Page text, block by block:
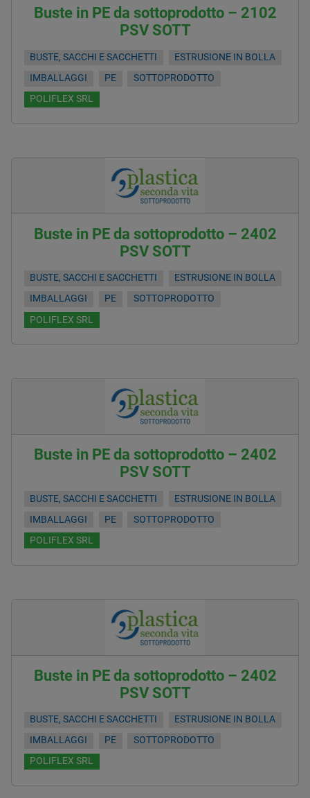
Buste in PE da sottoprodotto – 2102
PSV SOTT
BUSTE, SACCHI E SACCHETTI
ESTRUSIONE IN BOLLA
IMBALLAGGI
PE
SOTTOPRODOTTO
POLIFLEX SRL
Buste in PE da sottoprodotto – 2402
PSV SOTT
BUSTE, SACCHI E SACCHETTI
ESTRUSIONE IN BOLLA
IMBALLAGGI
PE
SOTTOPRODOTTO
POLIFLEX SRL
Buste in PE da sottoprodotto – 2402
PSV SOTT
BUSTE, SACCHI E SACCHETTI
ESTRUSIONE IN BOLLA
IMBALLAGGI
PE
SOTTOPRODOTTO
POLIFLEX SRL
Buste in PE da sottoprodotto – 2402
PSV SOTT
BUSTE, SACCHI E SACCHETTI
ESTRUSIONE IN BOLLA
IMBALLAGGI
PE
SOTTOPRODOTTO
POLIFLEX SRL